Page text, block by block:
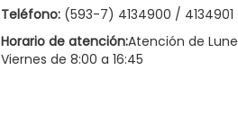
Teléfono: (593-7) 4134900 / 4134901
Horario de atención:Atención de
Viernes de 8:00 a 16:45